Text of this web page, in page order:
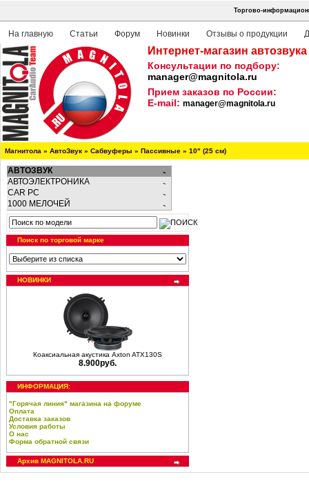
Торгово-
На главную Статьи Форум Новинки Отзывы о продукции
Интернет-магазин
Консультации по подбору:
manager@magnitola.ru
Прием заказов по России:
E-mail: manager@magnitola.ru
Магнитола » АвтоЗвук » Сабвуферы » Пассивные » 10" (25 см)
АВТОЗВУК
АВТОЭЛЕКТРОНИКА
CAR PC
1000 МЕЛОЧЕЙ
Поиск по торговой марке
НОВИНКИ
Коаксиальная акустика Axton ATX130S
8.900руб.
ИНФОРМАЦИЯ:
"Горячая линия" магазина на форуме
Оплата
Доставка заказов
Условия работы
О нас
Форма обратной связи
Архив MAGNITOLA.RU